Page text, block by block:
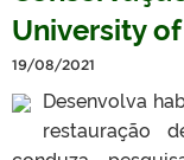
University
19/08/2021
Desenvolva
restauração